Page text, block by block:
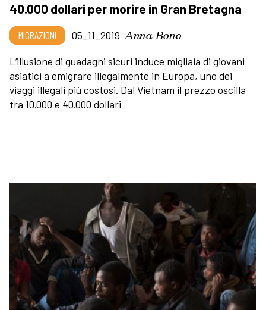
40.000 dollari per morire in Gran Bretagna
MIGRAZIONI 05_11_2019 Anna Bono
L’illusione di guadagni sicuri induce migliaia di giovani
asiatici a emigrare illegalmente in Europa, uno dei
viaggi illegali più costosi. Dal Vietnam il prezzo oscilla
tra 10.000 e 40.000 dollari